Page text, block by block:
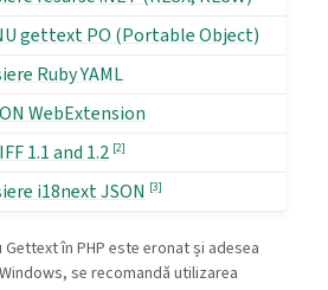
gettext PO (Portable Object)
Ruby YAML
WebExtension
1.1 and 1.2 [2]
i18next JSON [3]
în PHP este eronat și adesea
se recomandă utilizarea